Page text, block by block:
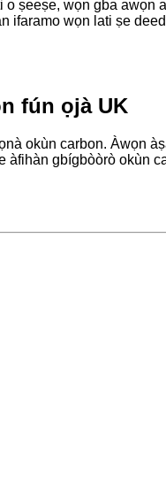
ṣeeṣe, wọn gba awọn
ifaramo wọn lati ṣe
fún ọjà UK
okùn carbon. Àwọn
gbígbòòrò okùn